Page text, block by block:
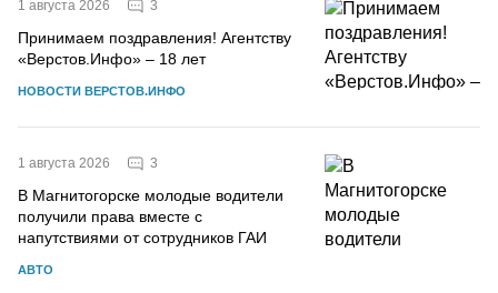
1 августа 2026 3
Принимаем поздравления! Агентству
«Верстов.Инфо» – 18 лет
НОВОСТИ ВЕРСТОВ.ИНФО
1 августа 2026 3
В Магнитогорске молодые водители
получили права вместе с
напутствиями от сотрудников ГАИ
АВТО